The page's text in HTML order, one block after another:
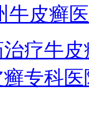
牛皮癣
疗牛皮
专科医